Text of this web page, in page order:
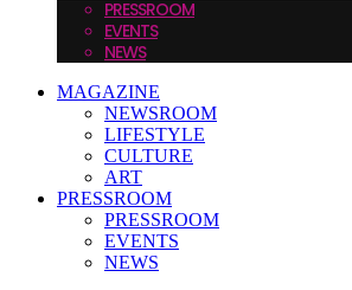
PRESSROOM
EVENTS
NEWS
MAGAZINE
NEWSROOM
LIFESTYLE
CULTURE
ART
PRESSROOM
PRESSROOM
EVENTS
NEWS